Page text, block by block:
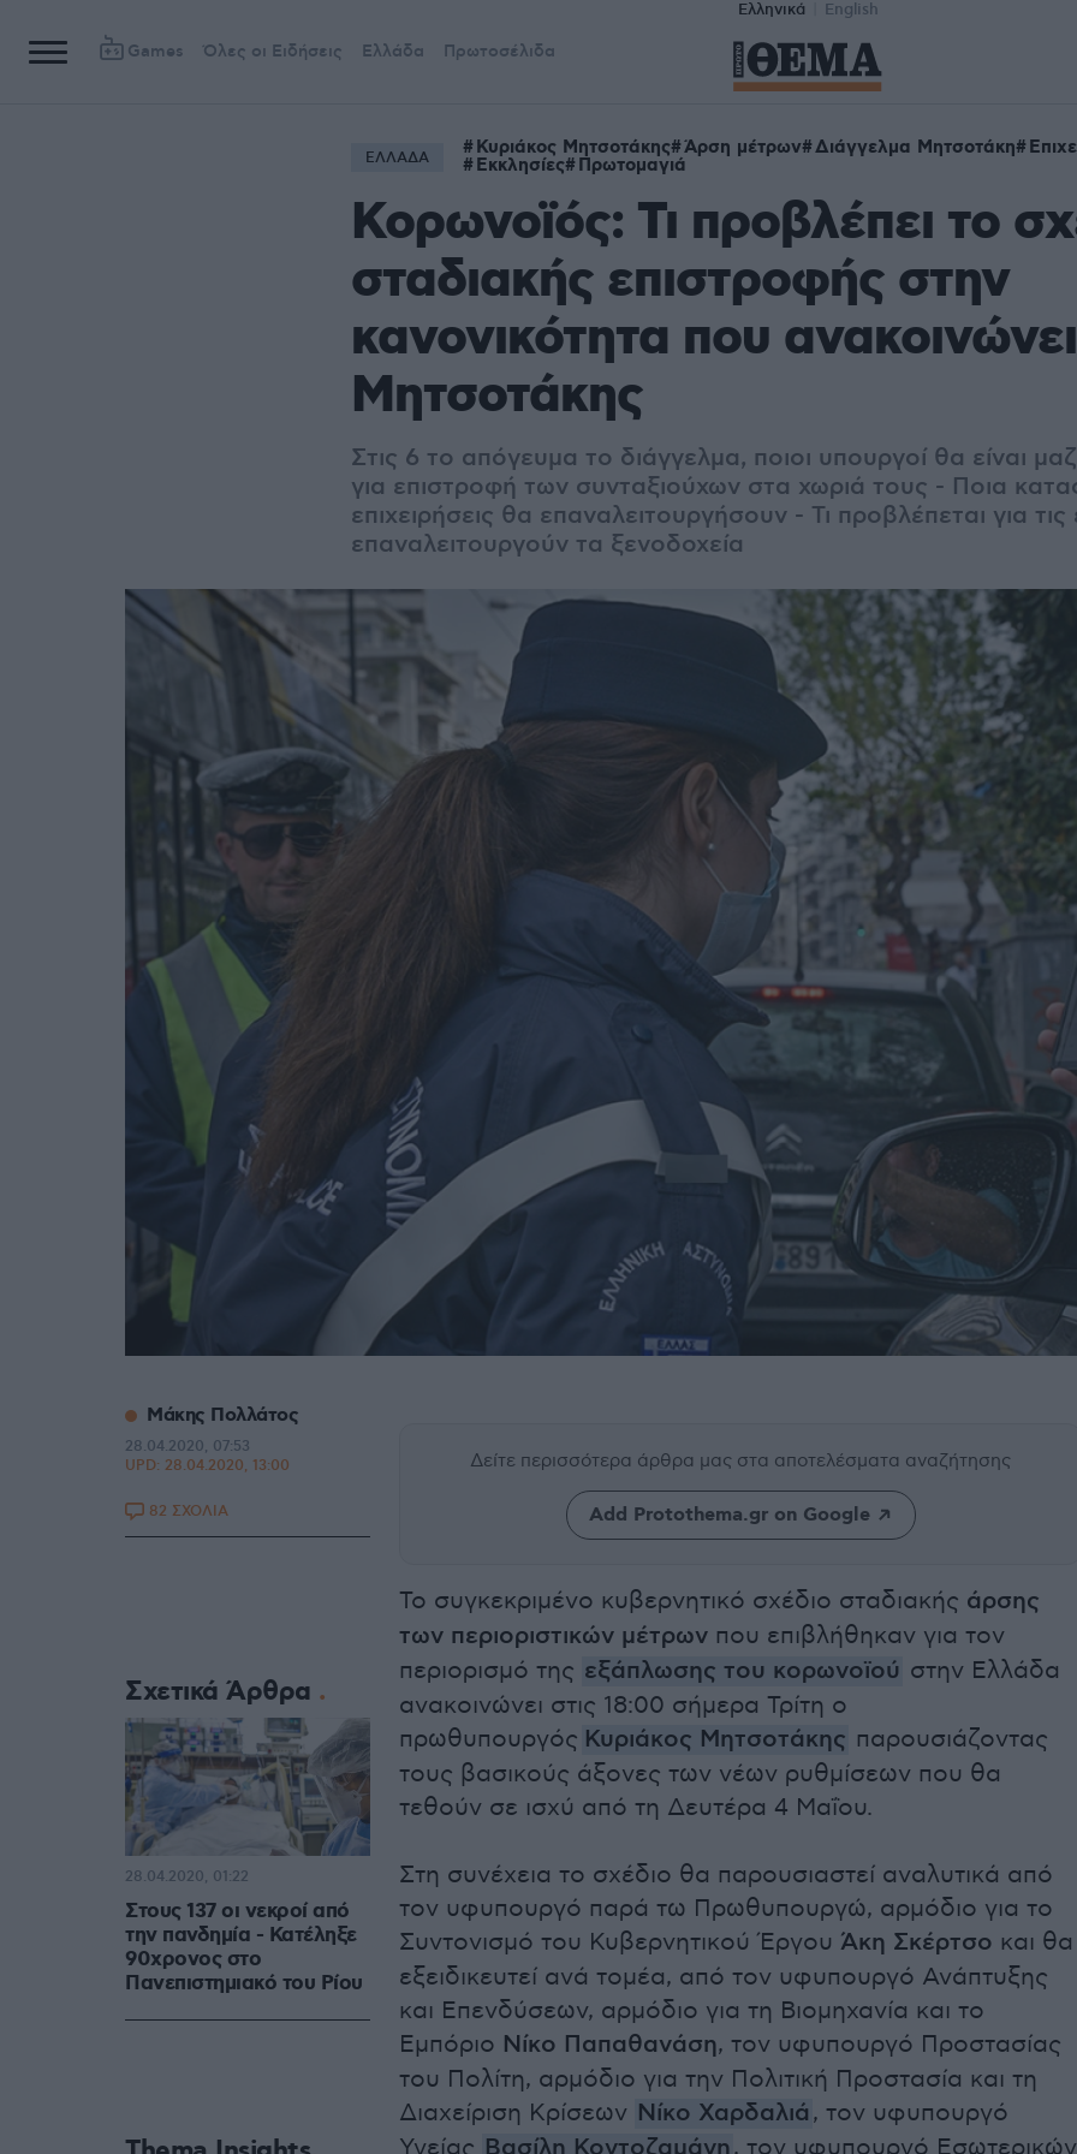
Ελληνικά English
Games Όλες οι Ειδήσεις Ελλάδα Πρωτοσέλιδα
ΕΛΛΑΔΑ Κυριάκος Μητσοτάκης Άρση μέτρων Διάγγελμα Μητσοτάκη
Εκκλησίες Πρωτομαγιά
Κορωνοϊός: Τι προβλέπει το
σταδιακής επιστροφής στην
κανονικότητα που
Μητσοτάκης
Στις 6 το απόγευμα το διάγγελμα, ποιοι υπουργοί θα είναι
για επιστροφή των συνταξιούχων στα χωριά τους - Ποια
επιχειρήσεις θα επαναλειτουργήσουν - Τι προβλέπεται για
επαναλειτουργούν τα ξενοδοχεία
Δείτε περισσότερα άρθρα μας στα αποτελέσματα αναζήτησης
Add Protothema.gr on Google
Το συγκεκριμένο κυβερνητικό σχέδιο σταδιακής άρσης
των περιοριστικών μέτρων που επιβλήθηκαν για τον
περιορισμό της εξάπλωσης του κορωνοϊού στην Ελλάδα
ανακοινώνει στις 18:00 σήμερα Τρίτη ο
πρωθυπουργός Κυριάκος Μητσοτάκης παρουσιάζοντας
τους βασικούς άξονες των νέων ρυθμίσεων που θα
τεθούν σε ισχύ από τη Δευτέρα 4 Μαΐου.
Στη συνέχεια το σχέδιο θα παρουσιαστεί αναλυτικά από
τον υφυπουργό παρά τω Πρωθυπουργώ, αρμόδιο για το
Συντονισμό του Κυβερνητικού Έργου Άκη Σκέρτσο και θα
εξειδικευτεί ανά τομέα, από τον υφυπουργό Ανάπτυξης
και Επενδύσεων, αρμόδιο για τη Βιομηχανία και το
Εμπόριο Νίκο Παπαθανάση, τον υφυπουργό Προστασίας
του Πολίτη, αρμόδιο για την Πολιτική Προστασία και τη
Διαχείριση Κρίσεων Νίκο Χαρδαλιά , τον υφυπουργό
Υγείας
, τον υφυπουργό
Μάκης Πολλάτος
28.04.2020, 07:53
UPD: 28.04.2020, 13:00
82 ΣΧΟΛΙΑ
Σχετικά Άρθρα
Στους 137 οι νεκροί από
την πανδημία - Κατέληξε
90χρονος στο
Πανεπιστημιακό του Ρίου
28.04.2020, 01:22